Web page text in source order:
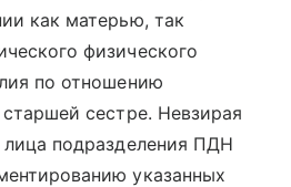
как матерью, так
физического
по отношению
сестре. Невзирая
подразделения ПДН
указанных